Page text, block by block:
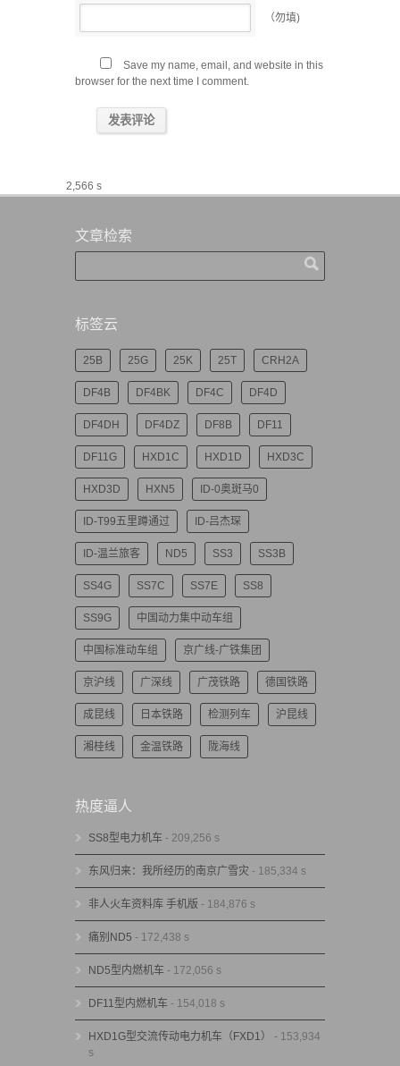
（勿填)
Save my name, email, and website in this
browser for the next time I comment.
2,566 s
文章检索
标签云
25B 25G 25K 25T CRH2A
DF4B DF4BK DF4C DF4D
DF4DH DF4DZ DF8B DF11
DF11G HXD1C HXD1D HXD3C
HXD3D HXN5 ID-0奥斑马0
ID-T99五里蹲通过 ID-吕杰琛
ID-温兰旅客 ND5 SS3 SS3B
SS4G SS7C SS7E SS8
SS9G 中国动力集中动车组
中国标准动车组 京广线-广铁集团
京沪线 广深线 广茂铁路 德国铁路
成昆线 日本铁路 检测列车 沪昆线
湘桂线 金温铁路 陇海线
热度逼人
SS8型电力机车 - 209,256 s
东风归来：我所经历的南京广雪灾 - 185,334 s
非人火车资料库 手机版 - 184,876 s
痛别ND5 - 172,438 s
ND5型内燃机车 - 172,056 s
DF11型内燃机车 - 154,018 s
HXD1G型交流传动电力机车（FXD1）
- 153,934
s